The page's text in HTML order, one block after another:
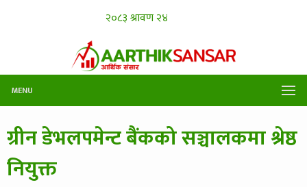
MENU
ग्रीन डेभलपमेन्ट बैंकको सञ्चालकमा श्रेष्ठ
नियुक्त